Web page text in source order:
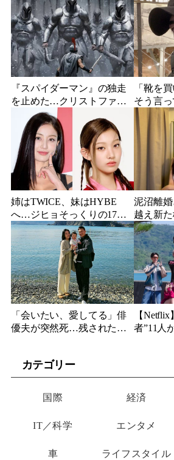
『スパイダーマン』の独走
を止めた…クリストファ
ー・ノーラン史上最大、390
億円の超大作がついに韓国
上陸
「靴を
そう言
歳俳優
が玄関に
り物”
姉はTWICE、妹はHYBE
へ…ジヒョそっくりの17歳
妹、多国籍7人組でついにデ
ビュー
泥沼離婚
越え新
189cmの
「会いたい、愛してる」俳
優夫が突然死…残された女
【
者”11人
カテゴリー
国際 経済
IT／科学 エンタメ
車 ライフスタイル